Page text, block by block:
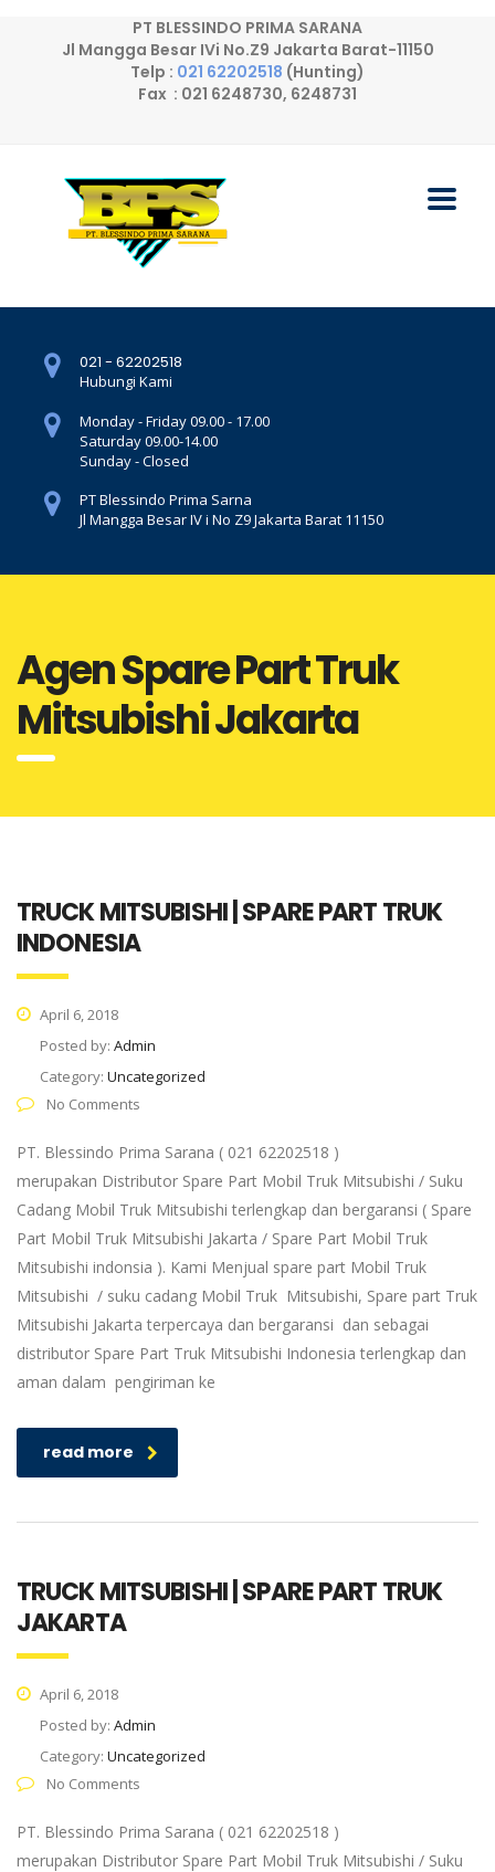
PT BLESSINDO PRIMA SARANA
Jl Mangga Besar IVi No.Z9 Jakarta Barat-11150
Telp : 021 62202518 (Hunting)
Fax : 021 6248730, 6248731
021 - 62202518
Hubungi Kami
Monday - Friday 09.00 - 17.00
Saturday 09.00-14.00
Sunday - Closed
PT Blessindo Prima Sarna
Jl Mangga Besar IV i No Z9 Jakarta Barat 11150
Agen Spare Part Truk
Mitsubishi Jakarta
TRUCK MITSUBISHI | SPARE PART TRUK
INDONESIA
April 6, 2018
Posted by: Admin
Category: Uncategorized
No Comments
PT. Blessindo Prima Sarana ( 021 62202518 )
merupakan Distributor Spare Part Mobil Truk Mitsubishi / Suku
Cadang Mobil Truk Mitsubishi terlengkap dan bergaransi ( Spare
Part Mobil Truk Mitsubishi Jakarta / Spare Part Mobil Truk
Mitsubishi indonsia ). Kami Menjual spare part Mobil Truk
Mitsubishi / suku cadang Mobil Truk Mitsubishi, Spare part Truk
Mitsubishi Jakarta terpercaya dan bergaransi dan sebagai
distributor Spare Part Truk Mitsubishi Indonesia terlengkap dan
aman dalam pengiriman ke
read more
TRUCK MITSUBISHI | SPARE PART TRUK
JAKARTA
April 6, 2018
Posted by: Admin
Category: Uncategorized
No Comments
PT. Blessindo Prima Sarana ( 021 62202518 )
merupakan Distributor Spare Part Mobil Truk Mitsubishi / Suku